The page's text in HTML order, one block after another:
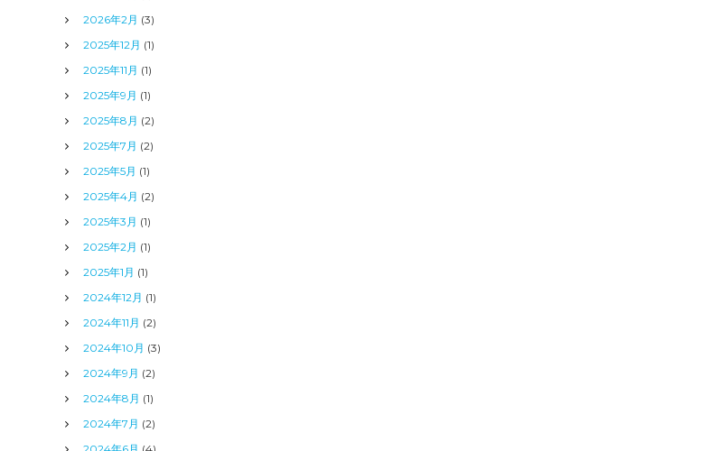
2026年2月 (3)
2025年12月 (1)
2025年11月 (1)
2025年9月 (1)
2025年8月 (2)
2025年7月 (2)
2025年5月 (1)
2025年4月 (2)
2025年3月 (1)
2025年2月 (1)
2025年1月 (1)
2024年12月 (1)
2024年11月 (2)
2024年10月 (3)
2024年9月 (2)
2024年8月 (1)
2024年7月 (2)